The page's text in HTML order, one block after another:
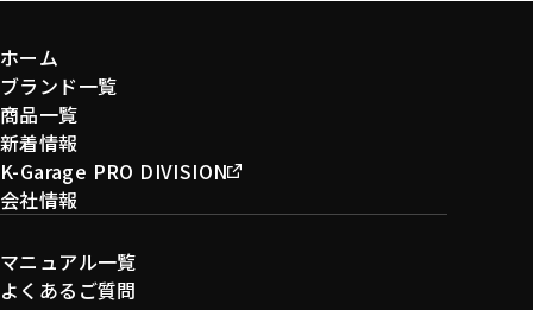
ホーム
ブランド一覧
商品一覧
新着情報
K-Garage PRO DIVISION
会社情報
マニュアル一覧
よくあるご質問